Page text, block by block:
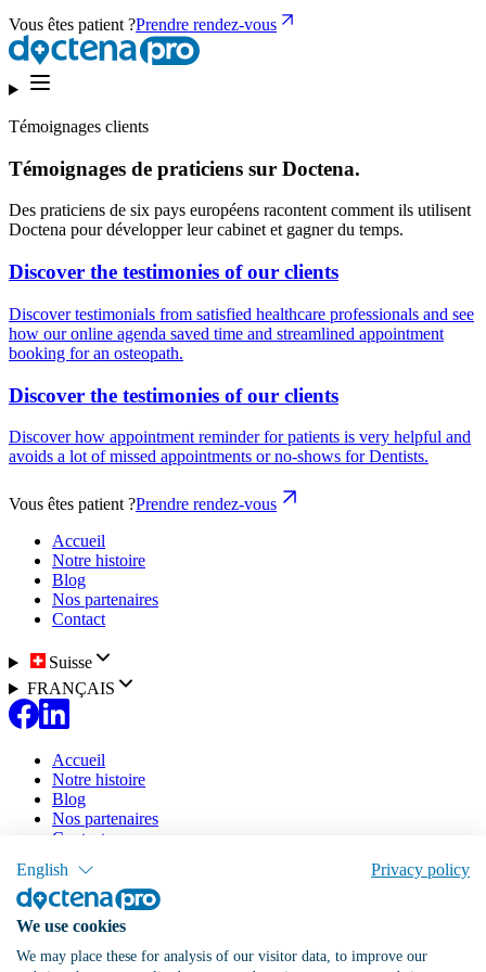
English Privacy policy
We use cookies
We may place these for analysis of our visitor data, to improve our
Vous êtes patient ?Prendre rendez-vous
Témoignages clients
Témoignages de praticiens sur Doctena.
Des praticiens de six pays européens racontent comment ils utilisent
Doctena pour développer leur cabinet et gagner du temps.
Discover the testimonies of our clients
Discover testimonials from satisfied healthcare professionals and see
how our online agenda saved time and streamlined appointment
booking for an osteopath.
Discover the testimonies of our clients
Discover how appointment reminder for patients is very helpful and
avoids a lot of missed appointments or no-shows for Dentists.
Vous êtes patient ?Prendre rendez-vous
Accueil
Notre histoire
Blog
Nos partenaires
Contact
Suisse
FRANÇAIS
Accueil
Notre histoire
Blog
Nos partenaires
Contact
Notre solution
Tarifs
Doctena Virtual Assistant
Portail patient
Agenda en ligne